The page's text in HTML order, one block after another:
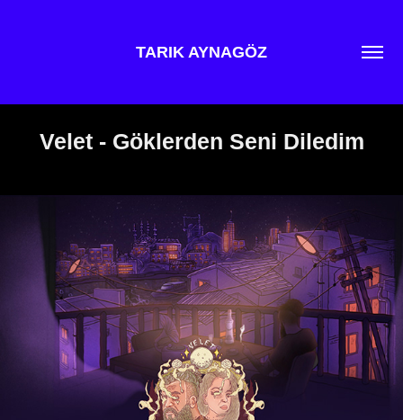
TARIK AYNAGÖZ
Velet - Göklerden Seni Diledim